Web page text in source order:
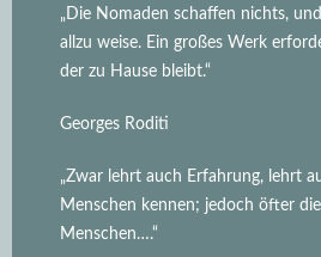
„Die Nomaden schaffen nichts,
allzu weise. Ein großes Werk
der zu Hause bleibt.“
Georges Roditi
„Zwar lehrt auch Erfahrung, lehrt
Menschen kennen; jedoch öfter
Menschen….“